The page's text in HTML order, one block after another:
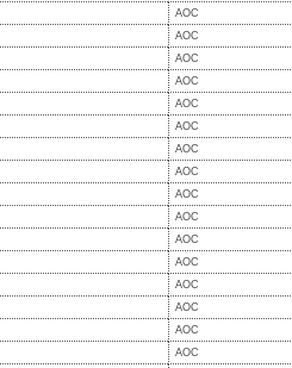
AOC
AOC
AOC
AOC
AOC
AOC
AOC
AOC
AOC
AOC
AOC
AOC
AOC
AOC
AOC
AOC